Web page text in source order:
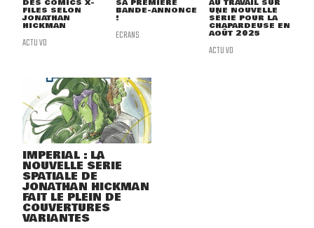
DES COMICS X-
FILES SELON
JONATHAN
HICKMAN
ACTU VO
SA PREMIÈRE
BANDE-ANNONCE
!
ECRANS
AU TRAVAIL SUR
UNE NOUVELLE
SÉRIE POUR LA
CHAPARDEUSE EN
AOÛT 2025
ACTU VO
IMPERIAL : LA
NOUVELLE SÉRIE
SPATIALE DE
JONATHAN HICKMAN
FAIT LE PLEIN DE
COUVERTURES
VARIANTES